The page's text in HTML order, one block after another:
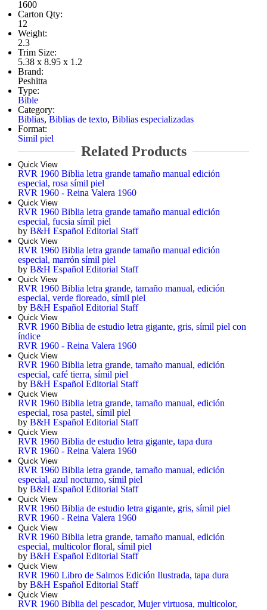
1600
Carton Qty:
12
Weight:
2.3
Trim Size:
5.38 x 8.95 x 1.2
Brand:
Peshitta
Type:
Bible
Category:
Biblias, Biblias de texto, Biblias especializadas
Format:
Simil piel
Related Products
Quick View
RVR 1960 Biblia letra grande tamaño manual edición
especial, rosa símil piel
RVR 1960 - Reina Valera 1960
Quick View
RVR 1960 Biblia letra grande tamaño manual edición
especial, fucsia símil piel
by B&H Español Editorial Staff
Quick View
RVR 1960 Biblia letra grande tamaño manual edición
especial, marrón símil piel
by B&H Español Editorial Staff
Quick View
RVR 1960 Biblia letra grande, tamaño manual, edición
especial, verde floreado, símil piel
by B&H Español Editorial Staff
Quick View
RVR 1960 Biblia de estudio letra gigante, gris, símil piel con
índice
RVR 1960 - Reina Valera 1960
Quick View
RVR 1960 Biblia letra grande, tamaño manual, edición
especial, café tierra, símil piel
by B&H Español Editorial Staff
Quick View
RVR 1960 Biblia letra grande, tamaño manual, edición
especial, rosa pastel, símil piel
by B&H Español Editorial Staff
Quick View
RVR 1960 Biblia de estudio letra gigante, tapa dura
RVR 1960 - Reina Valera 1960
Quick View
RVR 1960 Biblia letra grande, tamaño manual, edición
especial, azul nocturno, símil piel
by B&H Español Editorial Staff
Quick View
RVR 1960 Biblia de estudio letra gigante, gris, símil piel
RVR 1960 - Reina Valera 1960
Quick View
RVR 1960 Biblia letra grande, tamaño manual, edición
especial, multicolor floral, símil piel
by B&H Español Editorial Staff
Quick View
RVR 1960 Libro de Salmos Edición Ilustrada, tapa dura
by B&H Español Editorial Staff
Quick View
RVR 1960 Biblia del pescador, Mujer virtuosa, multicolor,